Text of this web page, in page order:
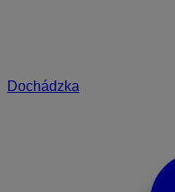
Dochádzka